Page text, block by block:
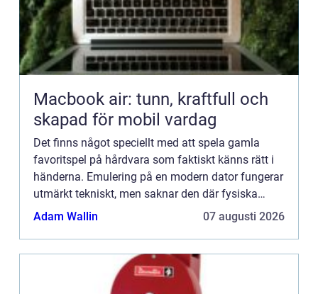
Macbook air: tunn, kraftfull och
skapad för mobil vardag
Det finns något speciellt med att spela gamla
favoritspel på hårdvara som faktiskt känns rätt i
händerna. Emulering på en modern dator fungerar
utmärkt tekniskt, men saknar den där fysiska
upplevelsen ...
Adam Wallin 07 augusti 2026